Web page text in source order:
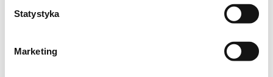
Statystyka
Marketing